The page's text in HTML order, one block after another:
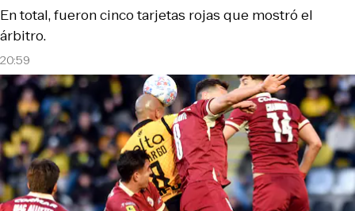
20:59
En total, fueron cinco tarjetas rojas que mostró el
árbitro.